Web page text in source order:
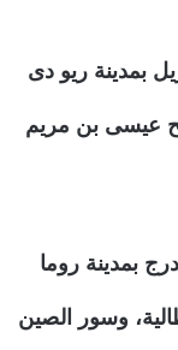
بمدينة ريو دى
عيسى بن مريم
بمدينة روما
وسور الصين